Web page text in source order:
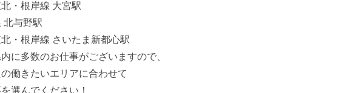
・根岸線 大宮駅
北与野駅
・根岸線 さいたま新都心駅
に多数のお仕事がございますので、
働きたいエリアに合わせて
選んでください！